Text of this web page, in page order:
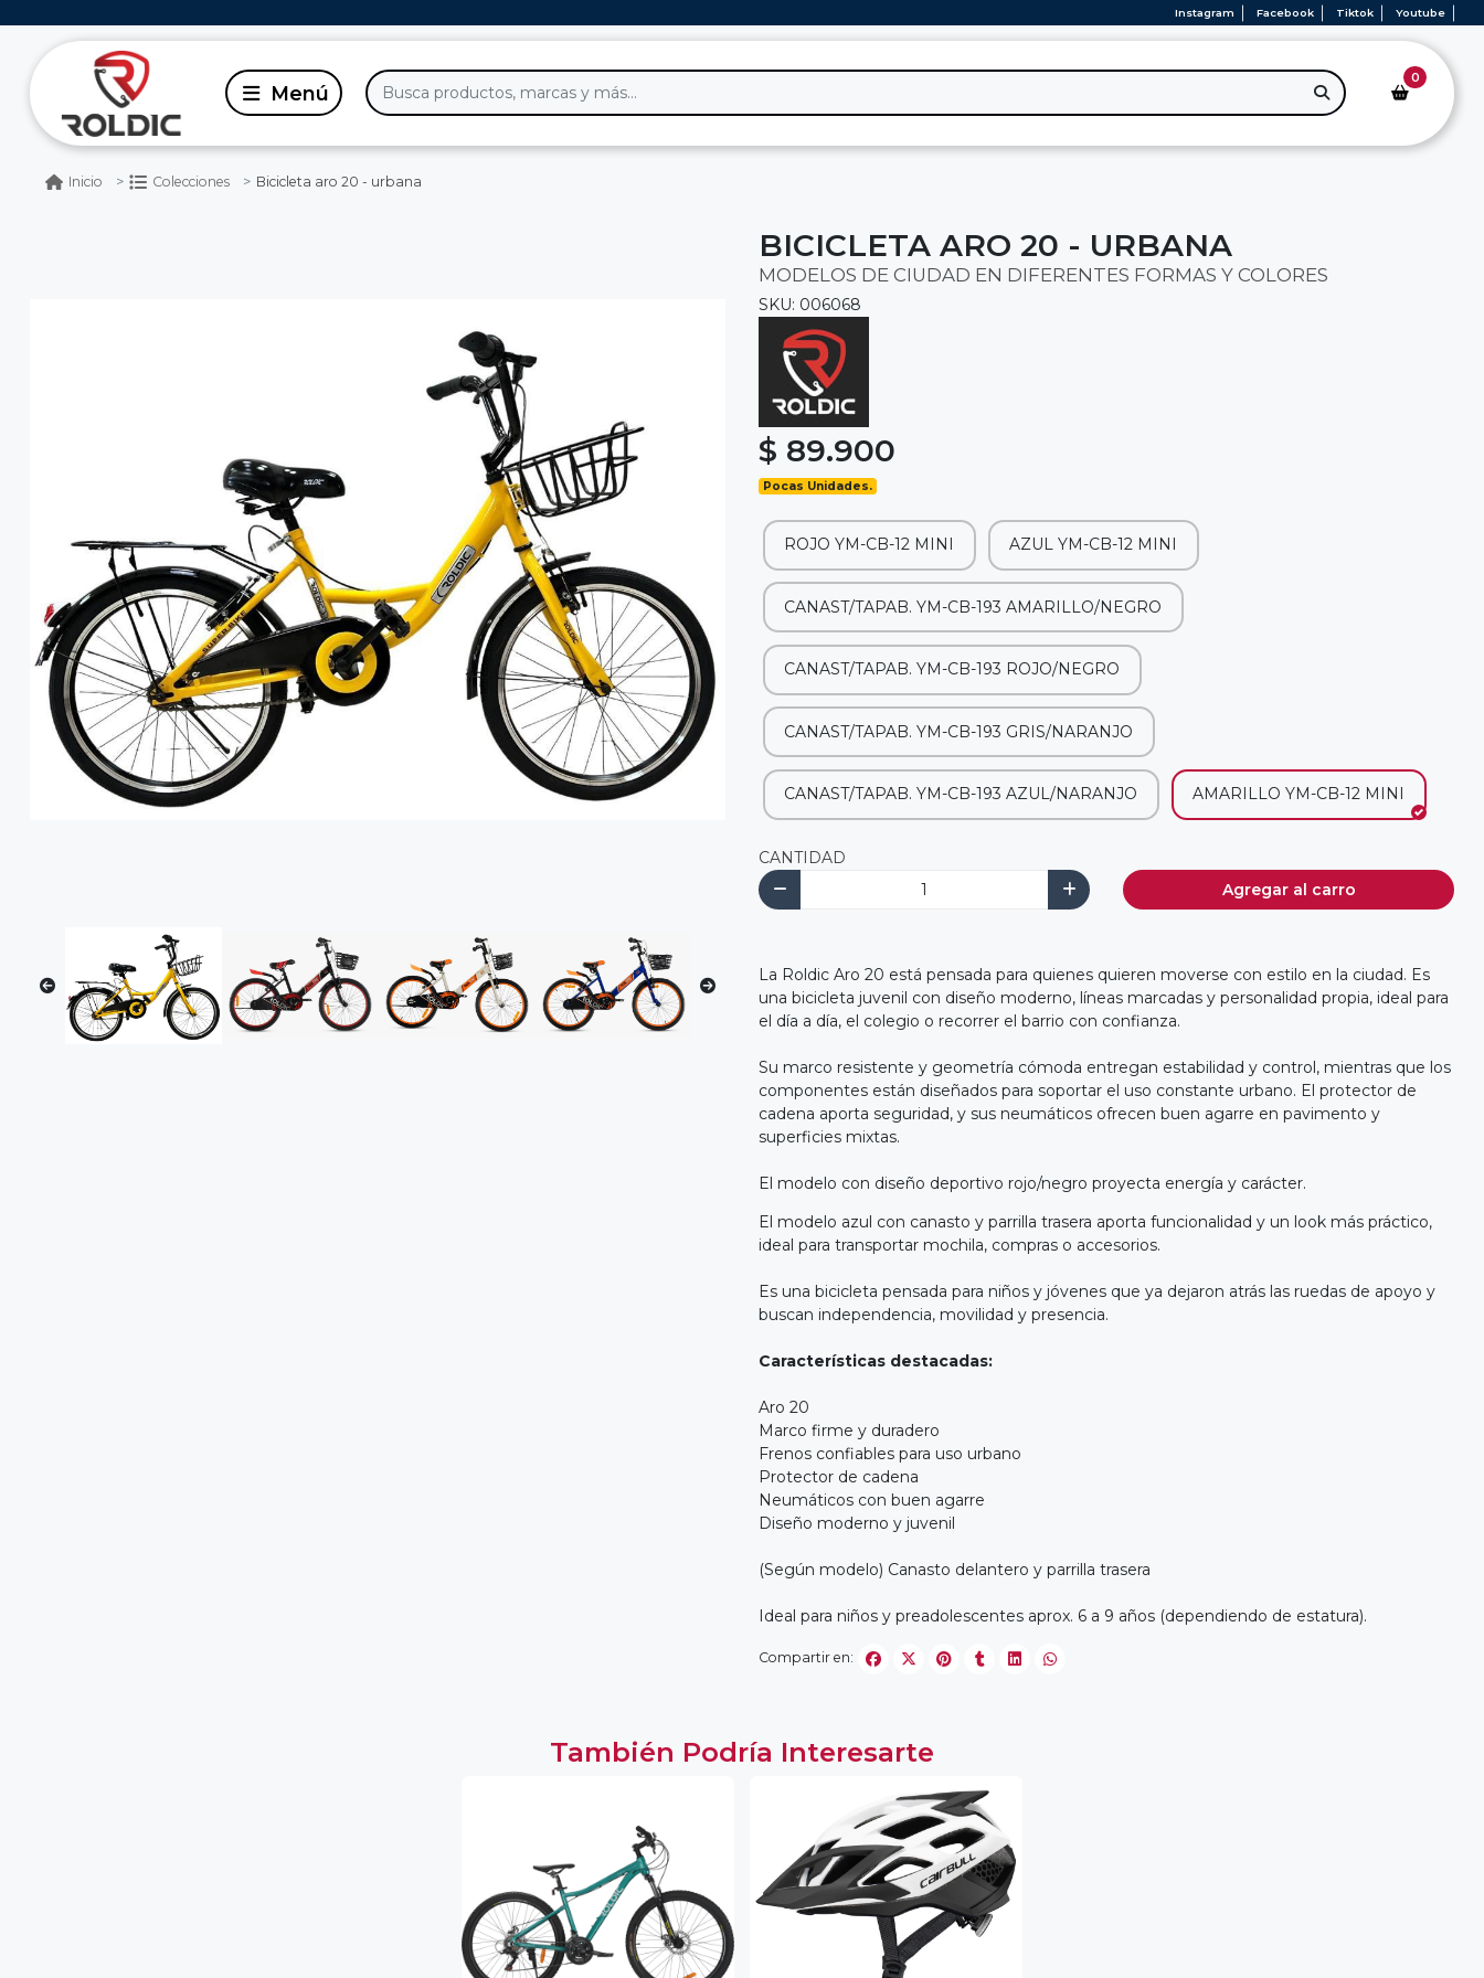
Instagram Facebook Tiktok Youtube
0
Inicio Colecciones Bicicleta aro 20 - urbana
BICICLETA ARO 20 - URBANA
MODELOS DE CIUDAD EN DIFERENTES FORMAS Y COLORES
SKU: 006068
$ 89.900
Pocas Unidades.
ROJO YM-CB-12 MINI AZUL YM-CB-12 MINI
CANAST/TAPAB. YM-CB-193 AMARILLO/NEGRO
CANAST/TAPAB. YM-CB-193 ROJO/NEGRO
CANAST/TAPAB. YM-CB-193 GRIS/NARANJO
CANAST/TAPAB. YM-CB-193 AZUL/NARANJO AMARILLO YM-CB-12 MINI
CANTIDAD
Agregar al carro
La Roldic Aro 20 está pensada para quienes quieren moverse con estilo en la ciudad. Es
una bicicleta juvenil con diseño moderno, líneas marcadas y personalidad propia, ideal para
el día a día, el colegio o recorrer el barrio con confianza.
Su marco resistente y geometría cómoda entregan estabilidad y control, mientras que los
componentes están diseñados para soportar el uso constante urbano. El protector de
cadena aporta seguridad, y sus neumáticos ofrecen buen agarre en pavimento y
superficies mixtas.
El modelo con diseño deportivo rojo/negro proyecta energía y carácter.
El modelo azul con canasto y parrilla trasera aporta funcionalidad y un look más práctico,
ideal para transportar mochila, compras o accesorios.
Es una bicicleta pensada para niños y jóvenes que ya dejaron atrás las ruedas de apoyo y
buscan independencia, movilidad y presencia.
Características destacadas:
Aro 20
Marco firme y duradero
Frenos confiables para uso urbano
Protector de cadena
Neumáticos con buen agarre
Diseño moderno y juvenil
(Según modelo) Canasto delantero y parrilla trasera
Ideal para niños y preadolescentes aprox. 6 a 9 años (dependiendo de estatura).
Compartir en:
También Podría Interesarte